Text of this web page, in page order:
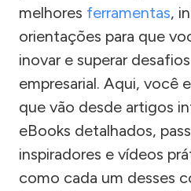
melhores ferramentas,
orientações para que
inovar e superar
empresarial. Aqui, você
que vão desde artigos
eBooks detalhados,
inspiradores e vídeos
como cada um desses